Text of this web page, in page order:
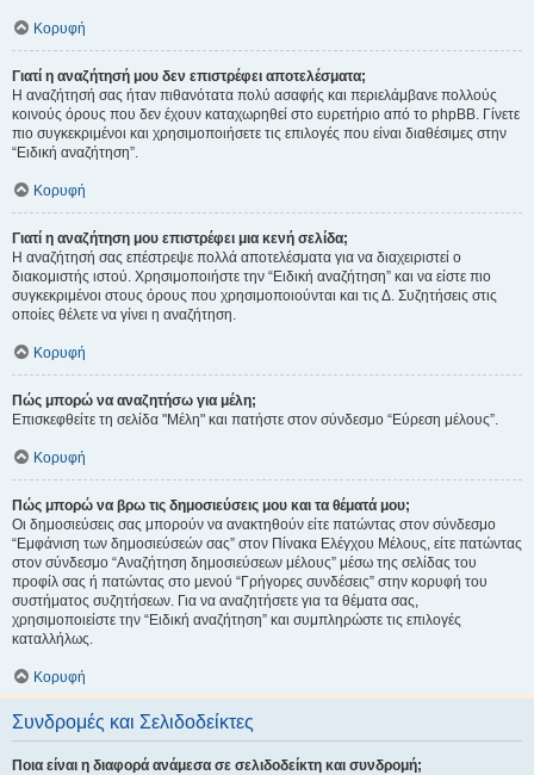
Κορυφή
Γιατί η αναζήτησή μου δεν επιστρέφει αποτελέσματα;
Η αναζήτησή σας ήταν πιθανότατα πολύ ασαφής και περιελάμβανε πολλούς
κοινούς όρους που δεν έχουν καταχωρηθεί στο ευρετήριο από το phpBB. Γίνετε
πιο συγκεκριμένοι και χρησιμοποιήσετε τις επιλογές που είναι διαθέσιμες στην
“Ειδική αναζήτηση”.
Κορυφή
Γιατί η αναζήτηση μου επιστρέφει μια κενή σελίδα;
Η αναζήτησή σας επέστρεψε πολλά αποτελέσματα για να διαχειριστεί ο
διακομιστής ιστού. Χρησιμοποιήστε την “Ειδική αναζήτηση” και να είστε πιο
συγκεκριμένοι στους όρους που χρησιμοποιούνται και τις Δ. Συζητήσεις στις
οποίες θέλετε να γίνει η αναζήτηση.
Κορυφή
Πώς μπορώ να αναζητήσω για μέλη;
Επισκεφθείτε τη σελίδα "Μέλη" και πατήστε στον σύνδεσμο “Εύρεση μέλους”.
Κορυφή
Πώς μπορώ να βρω τις δημοσιεύσεις μου και τα θέματά μου;
Οι δημοσιεύσεις σας μπορούν να ανακτηθούν είτε πατώντας στον σύνδεσμο
“Εμφάνιση των δημοσιεύσεών σας” στον Πίνακα Ελέγχου Μέλους, είτε πατώντας
στον σύνδεσμο “Αναζήτηση δημοσιεύσεων μέλους” μέσω της σελίδας του
προφίλ σας ή πατώντας στο μενού “Γρήγορες συνδέσεις” στην κορυφή του
συστήματος συζητήσεων. Για να αναζητήσετε για τα θέματα σας,
χρησιμοποιείστε την “Ειδική αναζήτηση” και συμπληρώστε τις επιλογές
καταλλήλως.
Κορυφή
Συνδρομές και Σελιδοδείκτες
Ποια είναι η διαφορά ανάμεσα σε σελιδοδείκτη και συνδρομή;